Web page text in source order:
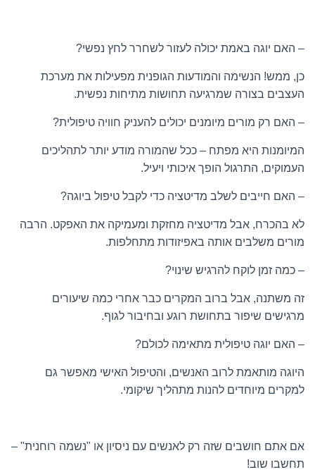
– האם יוגה באמת יכולה לעזור לשחרר לחץ נפשי?
כן, ממש! הנשימה והמודעות הגופנית מפעילות את מערכת
העצבים בצורה שמרגיעה תחושות מתיחות נפשית.
– האם רק מורים מיומנים יכולים להעניק חוויה טיפולית?
המיומנות היא מפתח – ככל שהמורה מודע יותר לתהליכים
העמוקים, התרגול הופך איכותי ויעיל.
– האם חייבים לשלב מדיטציה כדי לקבל טיפול ביוגה?
לא בהכרח, אבל מדיטציה מחזקת ומעמיקה את האפקט. הרבה
מורים משלבים אותה באפיזודות מתחלפות.
– כמה זמן לוקח להרגיש שינוי?
זה משתנה, אבל ברוב המקרים כבר אחרי כמה שיעורים
מרגישים שיפור בתחושת רוגע ובחיבור לגוף.
– האם יוגה טיפולית מתאימה לכולם?
היוגה מותאמת לרוב האנשים, והטיפול האישי מאפשר גם
למקרים מיוחדים להנות מתהליך שיקומי.
אם אתם חושבים שזה רק לאנשים עם ניסיון או "נשמה רוחנית" –
תחשבו שוב!